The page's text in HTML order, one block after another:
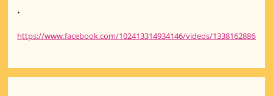
.
https://www.facebook.com/102413314934146/videos/